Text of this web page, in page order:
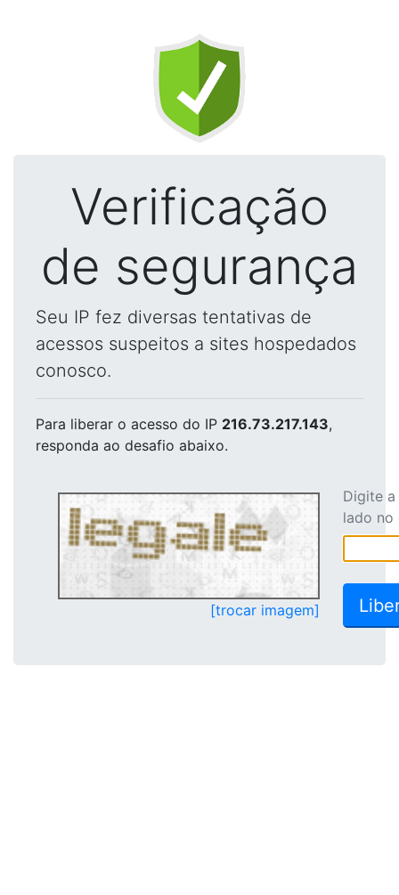
Verificação
de segurança
Seu IP fez diversas tentativas de
acessos suspeitos a sites hospedados
conosco.
Para liberar o acesso do IP 216.73.217.143,
responda ao desafio abaixo.
[trocar imagem]
Digite
lado no